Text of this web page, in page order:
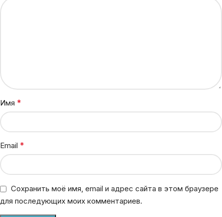
Имя *
Email *
Сохранить моё имя, email и адрес сайта в этом браузере
для последующих моих комментариев.